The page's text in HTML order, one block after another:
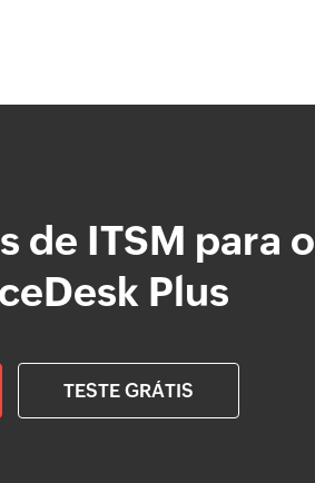
de ITSM para o
Plus
TESTE GRÁTIS